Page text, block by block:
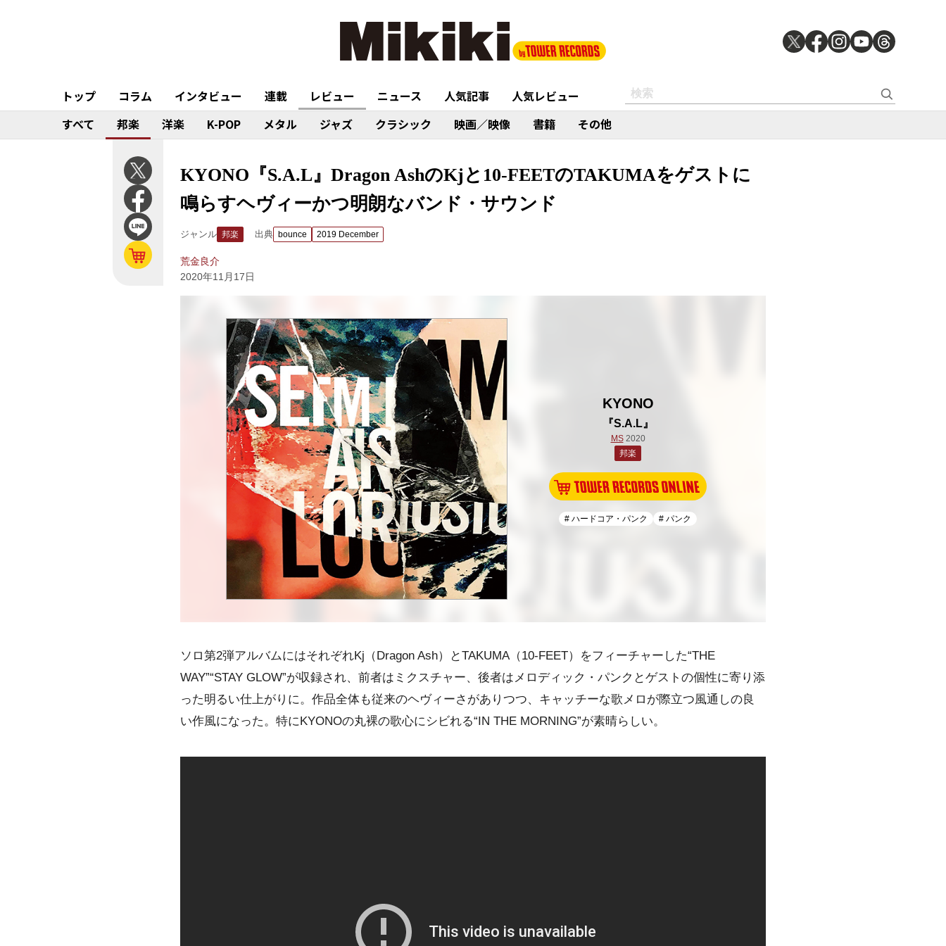
トップ コラム インタビュー 連載 レビュー ニュース 人気記事
人気レビュー
すべて
邦楽 洋楽 K-POP メタル ジャズ クラシック 映画／映像 書籍 その他
KYONO『S.A.L』Dragon AshのKjと10-FEETのTAKUMAをゲストに
鳴らすヘヴィーかつ明朗なバンド・サウンド
ジャンル 邦楽 出典 bounce 2019 December
荒金良介
2020年11月17日
KYONO
『S.A.L』
MS2020
邦楽
# ハードコア・パンク # パンク
ソロ第2弾アルバムにはそれぞれKj（Dragon Ash）とTAKUMA（10-FEET）をフィーチャーした“THE
WAY”“STAY GLOW”が収録され、前者はミクスチャー、後者はメロディック・パンクとゲストの個性に寄り添
った明るい仕上がりに。作品全体も従来のヘヴィーさがありつつ、キャッチーな歌メロが際立つ風通しの良
い作風になった。特にKYONOの丸裸の歌心にシビれる“IN THE MORNING”が素晴らしい。